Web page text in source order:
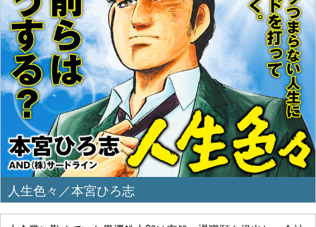
人生色々／本宮ひろ志